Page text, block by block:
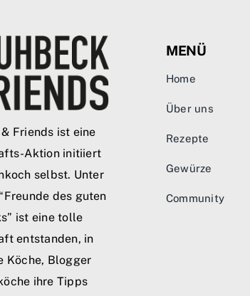
Friends ist eine
Aktion initiiert
selbst. Unter
des guten
ist eine tolle
entstanden, in
Köche, Blogger
ihre Tipps
MENÜ
Home
Über uns
Rezepte
Gewürze
Community